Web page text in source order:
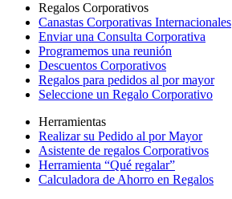
Regalos Corporativos
Canastas Corporativas Internacionales
Enviar una Consulta Corporativa
Programemos una reunión
Descuentos Corporativos
Regalos para pedidos al por mayor
Seleccione un Regalo Corporativo
Herramientas
Realizar su Pedido al por Mayor
Asistente de regalos Corporativos
Herramienta “Qué regalar”
Calculadora de Ahorro en Regalos